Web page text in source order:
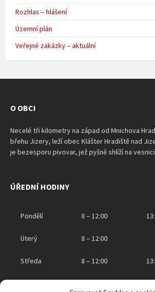
Rozhlas – hlášení
Územní plán
Veřejné zakázky – aktuální
O OBCI
Necelé tři kilometry na západ od Mnichova
břehu Jizery, leží obec Klášter Hradiště nad
je bezesporu pivovar, jež pyšně shlíží na
ÚŘEDNÍ HODINY
Pondělí 8 – 12:00
Úterý 8 – 12:00
Středa 8 – 12:00